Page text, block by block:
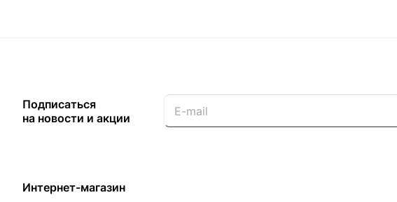
Подписаться
на новости и акции
Интернет-магазин